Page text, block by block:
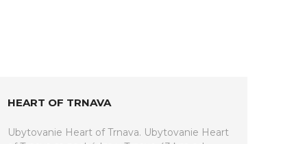
HEART OF TRNAVA
Ubytovanie Heart of Trnava. Ubytovanie Heart